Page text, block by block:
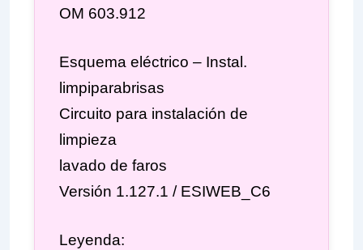
OM 603.912
Esquema eléctrico – Instal.
limpiparabrisas
Circuito para instalación de
limpieza
lavado de faros
Versión 1.127.1 / ESIWEB_C6
Leyenda: